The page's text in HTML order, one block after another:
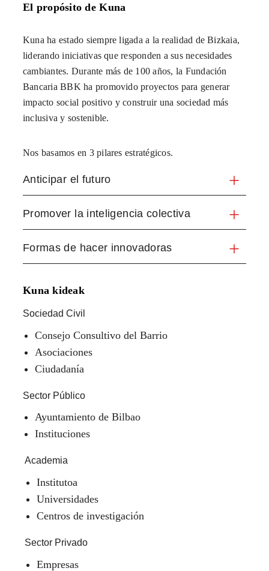
El propósito de Kuna
Kuna ha estado siempre ligada a la realidad de Bizkaia,
liderando iniciativas que responden a sus necesidades
cambiantes. Durante más de 100 años, la Fundación
Bancaria BBK ha promovido proyectos para generar
impacto social positivo y construir una sociedad más
inclusiva y sostenible.
Nos basamos en 3 pilares estratégicos.
Anticipar el futuro
Promover la inteligencia colectiva
Formas de hacer innovadoras
Kuna kideak
Sociedad Civil
Consejo Consultivo del Barrio
Asociaciones
Ciudadanía
Sector Público
Ayuntamiento de Bilbao
Instituciones
Academia
Institutoa
Universidades
Centros de investigación
Sector Privado
Empresas